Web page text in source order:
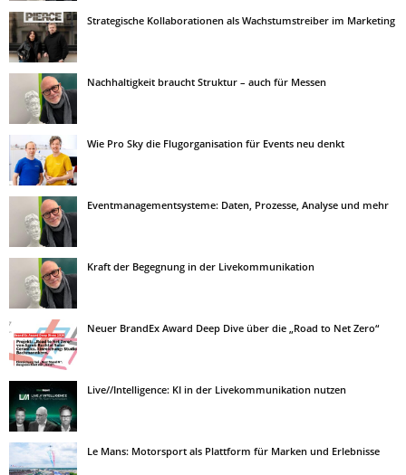
Strategische Kollaborationen als Wachstumstreiber im Marketing
Nachhaltigkeit braucht Struktur – auch für Messen
Wie Pro Sky die Flugorganisation für Events neu denkt
Eventmanagementsysteme: Daten, Prozesse, Analyse und mehr
Kraft der Begegnung in der Livekommunikation
Neuer BrandEx Award Deep Dive über die „Road to Net Zero“
Live//Intelligence: KI in der Livekommunikation nutzen
Le Mans: Motorsport als Plattform für Marken und Erlebnisse